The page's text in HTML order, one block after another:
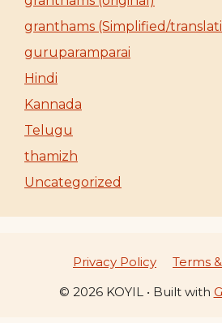
granthams (Simplified/
guruparamparai
Hindi
Kannada
Telugu
thamizh
Uncategorized
Privacy Policy
Terms
© 2026 KOYIL• Built with